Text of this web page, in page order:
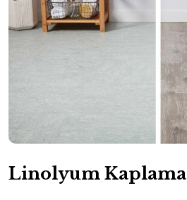
Linolyum Kaplama